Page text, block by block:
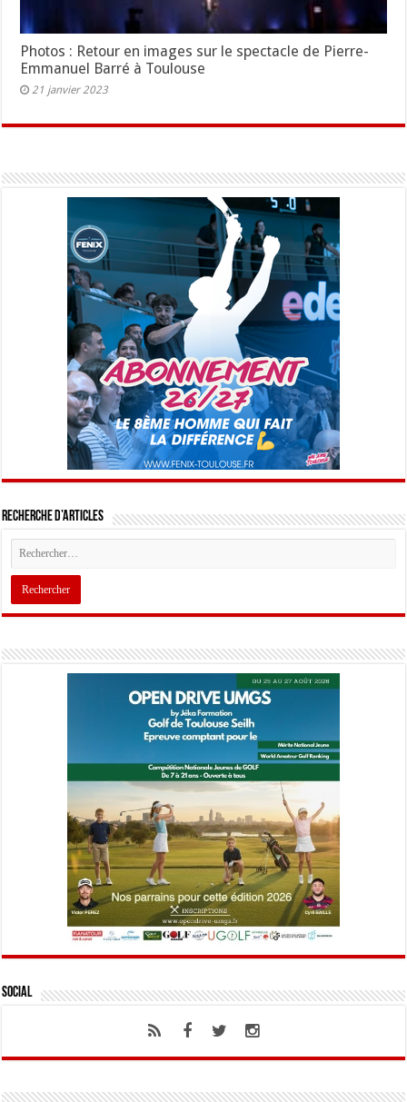
Photos : Retour en images sur le spectacle de Pierre-
Emmanuel Barré à Toulouse
21 janvier 2023
Recherche d’articles
Social